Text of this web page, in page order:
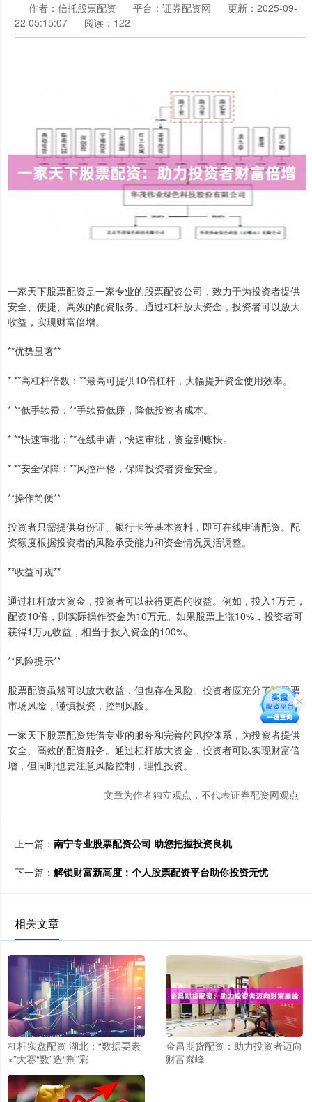
作者：信托股票配资 平台：证券配资网
更新：2025-09-
22 05:15:07
阅读：122
一家天下股票配资是一家专业的股票配资公司，致力于为投资者提供
安全、便捷、高效的配资服务。通过杠杆放大资金，投资者可以放大
收益，实现财富倍增。
**优势显著**
* **高杠杆倍数：**最高可提供10倍杠杆，大幅提升资金使用效率。
* **低手续费：**手续费低廉，降低投资者成本。
* **快速审批：**在线申请，快速审批，资金到账快。
* **安全保障：**风控严格，保障投资者资金安全。
**操作简便**
投资者只需提供身份证、银行卡等基本资料，即可在线申请配资。配
资额度根据投资者的风险承受能力和资金情况灵活调整。
**收益可观**
通过杠杆放大资金，投资者可以获得更高的收益。例如，投入1万元，
配资10倍，则实际操作资金为10万元。如果股票上涨10%，投资者可
获得1万元收益，相当于投入资金的100%。
**风险提示**
股票配资虽然可以放大收益，但也存在风险。投资者应充分了解股票
市场风险，谨慎投资，控制风险。
一家天下股票配资凭借专业的服务和完善的风控体系，为投资者提供
安全、高效的配资服务。通过杠杆放大资金，投资者可以实现财富倍
增，但同时也要注意风险控制，理性投资。
文章为作者独立观点，不代表证券配资网观点
上一篇： 南宁专业股票配资公司 助您把握投资良机
下一篇： 解锁财富新高度：个人股票配资平台助你投资无忧
相关文章
杠杆实盘配资 湖北：“数据要素
×”大赛“数”造“荆”彩
金昌期货配资：助力投资者迈向
财富巅峰